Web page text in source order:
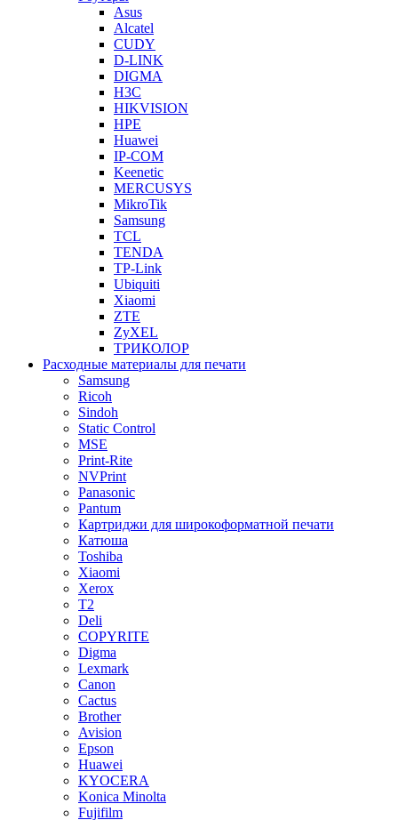
Asus
Alcatel
CUDY
D-LINK
DIGMA
H3C
HIKVISION
HPE
Huawei
IP-COM
Keenetic
MERCUSYS
MikroTik
Samsung
TCL
TENDA
TP-Link
Ubiquiti
Xiaomi
ZTE
ZyXEL
ТРИКОЛОР
Расходные материалы для печати
Samsung
Ricoh
Sindoh
Static Control
MSE
Print-Rite
NVPrint
Panasonic
Pantum
Картриджи для широкоформатной печати
Катюша
Toshiba
Xiaomi
Xerox
T2
Deli
COPYRITE
Digma
Lexmark
Canon
Cactus
Brother
Avision
Epson
Huawei
KYOCERA
Konica Minolta
Fujifilm